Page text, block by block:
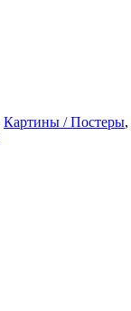
Картины / Постеры,